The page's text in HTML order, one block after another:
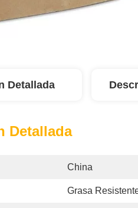
Detallada
Detallada
China
Grasa